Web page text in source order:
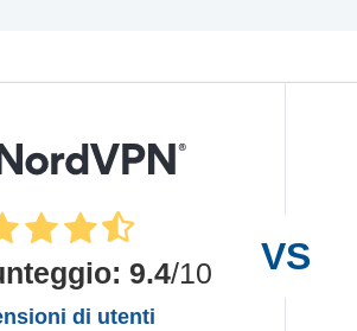
: 9.4/10
di utenti